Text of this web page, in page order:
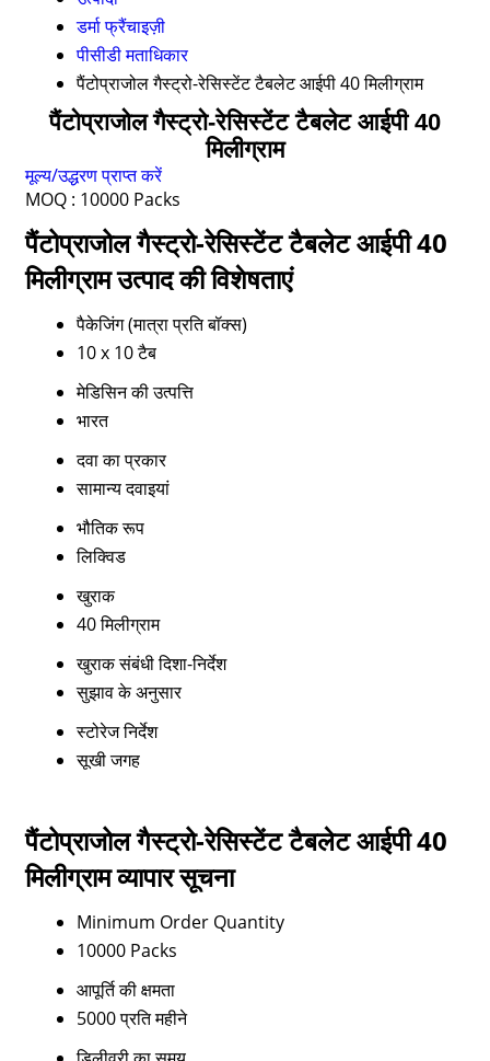
डर्मा फ्रैंचाइज़ी
पीसीडी मताधिकार
पैंटोप्राजोल गैस्ट्रो-रेसिस्टेंट टैबलेट आईपी 40 मिलीग्राम
पैंटोप्राजोल गैस्ट्रो-रेसिस्टेंट टैबलेट आईपी 40
मिलीग्राम
मूल्य/उद्धरण प्राप्त करें
MOQ : 10000 Packs
पैंटोप्राजोल गैस्ट्रो-रेसिस्टेंट टैबलेट आईपी 40
मिलीग्राम उत्पाद की विशेषताएं
पैकेजिंग (मात्रा प्रति बॉक्स)
10 x 10 टैब
मेडिसिन की उत्पत्ति
भारत
दवा का प्रकार
सामान्य दवाइयां
भौतिक रूप
लिक्विड
खुराक
40 मिलीग्राम
खुराक संबंधी दिशा-निर्देश
सुझाव के अनुसार
स्टोरेज निर्देश
सूखी जगह
पैंटोप्राजोल गैस्ट्रो-रेसिस्टेंट टैबलेट आईपी 40
मिलीग्राम व्यापार सूचना
Minimum Order Quantity
10000 Packs
आपूर्ति की क्षमता
5000 प्रति महीने